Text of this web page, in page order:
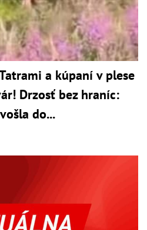
a kúpaní v plese
Drzosť bez hraníc:
do...